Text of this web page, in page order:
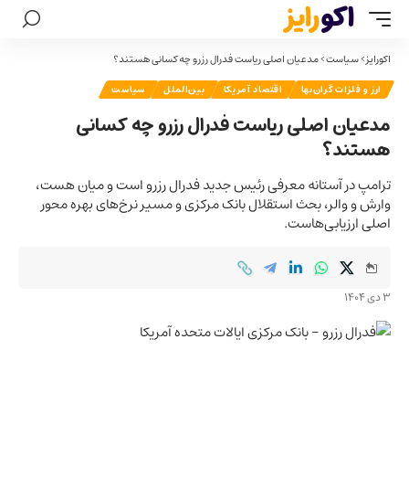
اکورایز>سیاست>مدعیان اصلی ریاست فدرال رزرو چه کسانی هستند؟
ارز و فلزات گران‌بها اقتصاد آمریکا بین‌الملل سیاست
مدعیان اصلی ریاست فدرال رزرو چه کسانی
هستند؟
ترامپ در آستانه معرفی رئیس جدید فدرال رزرو است و میان هست،
وارش و والر، بحث استقلال بانک مرکزی و مسیر نرخ‌های بهره محور
اصلی ارزیابی‌هاست.
3 دی 1404